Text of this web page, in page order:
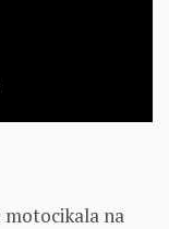
motocikala na